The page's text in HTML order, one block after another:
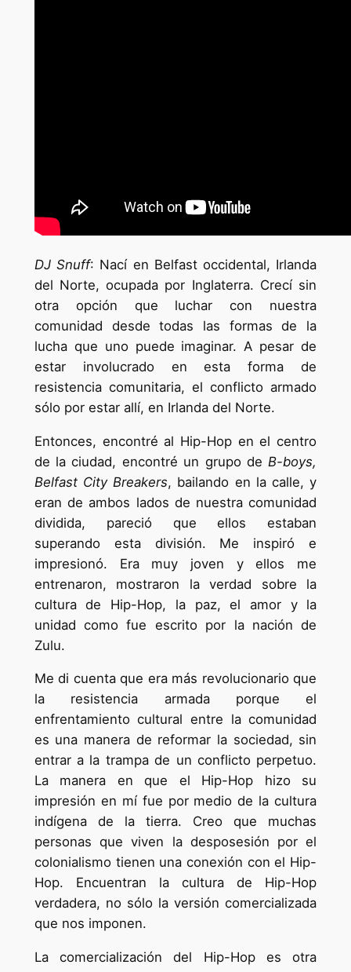
DJ Snuff: Nací en Belfast occidental, Irlanda
del Norte, ocupada por Inglaterra. Crecí sin
otra opción que luchar con nuestra
comunidad desde todas las formas de la
lucha que uno puede imaginar. A pesar de
estar involucrado en esta forma de
resistencia comunitaria, el conflicto armado
sólo por estar allí, en Irlanda del Norte.
Entonces, encontré al Hip-Hop en el centro
de la ciudad, encontré un grupo de B-boys,
Belfast City Breakers, bailando en la calle, y
eran de ambos lados de nuestra comunidad
dividida, pareció que ellos estaban
superando esta división. Me inspiró e
impresionó. Era muy joven y ellos me
entrenaron, mostraron la verdad sobre la
cultura de Hip-Hop, la paz, el amor y la
unidad como fue escrito por la nación de
Zulu.
Me di cuenta que era más revolucionario que
la resistencia armada porque el
enfrentamiento cultural entre la comunidad
es una manera de reformar la sociedad, sin
entrar a la trampa de un conflicto perpetuo.
La manera en que el Hip-Hop hizo su
impresión en mí fue por medio de la cultura
indígena de la tierra. Creo que muchas
personas que viven la desposesión por el
colonialismo tienen una conexión con el Hip-
Hop. Encuentran la cultura de Hip-Hop
verdadera, no sólo la versión comercializada
que nos imponen.
La comercialización del Hip-Hop es otra